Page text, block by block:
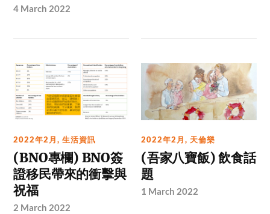
4 March 2022
2022年2月,生活資訊
(BNO專欄) BNO簽
證移民帶來的衝擊與
祝福
2 March 2022
2022年2月, 天倫樂
(吾家八寶飯) 飲食話
題
1 March 2022